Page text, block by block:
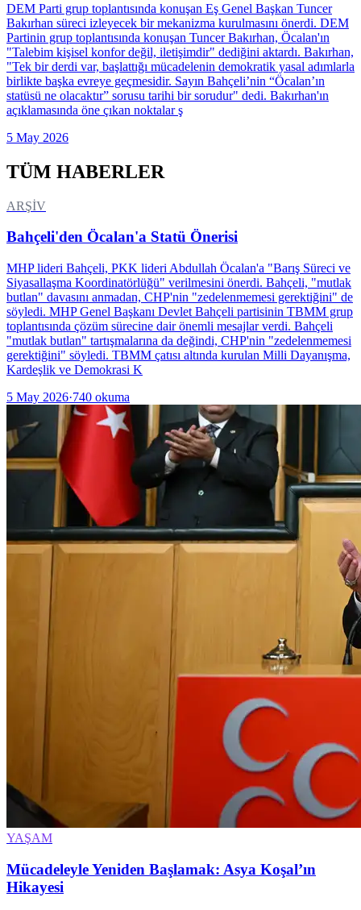
DEM Parti grup toplantısında konuşan Eş Genel Başkan Tuncer
Bakırhan süreci izleyecek bir mekanizma kurulmasını önerdi. DEM
Partinin grup toplantısında konuşan Tuncer Bakırhan, Öcalan'ın
"Talebim kişisel konfor değil, iletişimdir" dediğini aktardı. Bakırhan,
"Tek bir derdi var, başlattığı mücadelenin demokratik yasal adımlarla
birlikte başka evreye geçmesidir. Sayın Bahçeli’nin “Öcalan’ın
statüsü ne olacaktır” sorusu tarihi bir sorudur" dedi. Bakırhan'ın
açıklamasında öne çıkan noktalar ş
5 May 2026
TÜM HABERLER
ARŞİV
Bahçeli'den Öcalan'a Statü Önerisi
MHP lideri Bahçeli, PKK lideri Abdullah Öcalan'a "Barış Süreci ve
Siyasallaşma Koordinatörlüğü" verilmesini önerdi. Bahçeli, "mutlak
butlan" davasını anmadan, CHP'nin "zedelenmemesi gerektiğini" de
söyledi. MHP Genel Başkanı Devlet Bahçeli partisinin TBMM grup
toplantısında çözüm sürecine dair önemli mesajlar verdi. Bahçeli
"mutlak butlan" tartışmalarına da değindi, CHP'nin "zedelenmemesi
gerektiğini" söyledi. TBMM çatısı altında kurulan Milli Dayanışma,
Kardeşlik ve Demokrasi K
5 May 2026·740 okuma
YAŞAM
Mücadeleyle Yeniden Başlamak: Asya Koşal’ın
Hikayesi